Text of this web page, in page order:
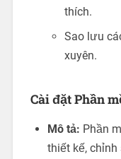
thích.
Sao lưu
xuyên.
Cài đặt Phần
Mô tả: Phần
thiết kế, chỉnh